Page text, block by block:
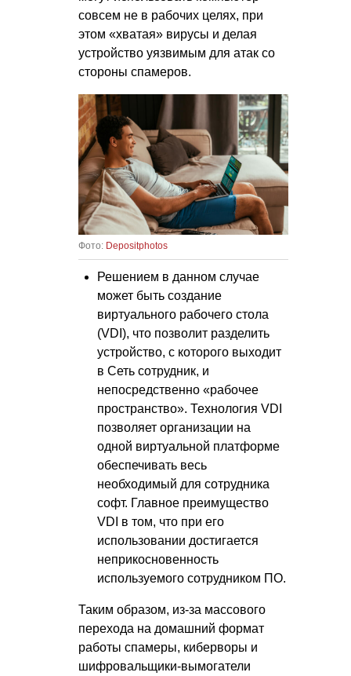
совсем не в рабочих целях, при
этом «хватая» вирусы и делая
устройство уязвимым для атак со
стороны спамеров.
Фото: Depositphotos
Решением в данном случае
может быть создание
виртуального рабочего стола
(VDI), что позволит разделить
устройство, с которого выходит
в Сеть сотрудник, и
непосредственно «рабочее
пространство». Технология VDI
позволяет организации на
одной виртуальной платформе
обеспечивать весь
необходимый для сотрудника
софт. Главное преимущество
VDI в том, что при его
использовании достигается
неприкосновенность
используемого сотрудником ПО.
Таким образом, из-за массового
перехода на домашний формат
работы спамеры, киберворы и
шифровальщики-вымогатели